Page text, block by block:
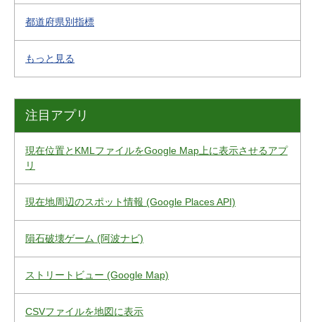
都道府県別指標
もっと見る
注目アプリ
現在位置とKMLファイルをGoogle Map上に表示させるアプ
リ
現在地周辺のスポット情報 (Google Places API)
隕石破壊ゲーム (阿波ナビ)
ストリートビュー (Google Map)
CSVファイルを地図に表示